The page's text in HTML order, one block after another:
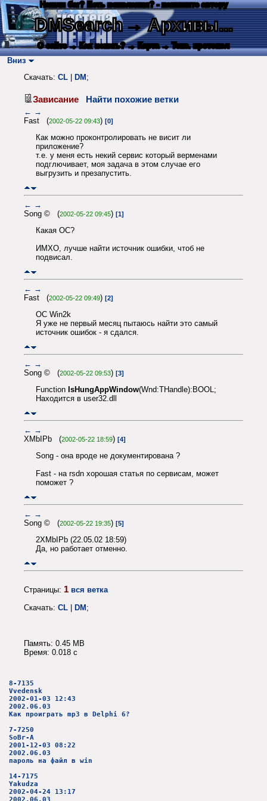
Нашли баг? Есть пожелания? - напишите автору
DMSearch→ Архивы...
О сайте → Как искать? → Карта → Текс. протокол
Вниз
Скачать: CL DM ;
Зависание Найти похожие ветки
← →
Fast (2002-05-22 09:43) [0]
Как можно проконтролировать не висит ли
приложение?
т.е. у меня есть некий сервис который верменами
подглючивает, моя задача в этом случае его
выгрузить и презапустить.
← →
Song © (2002-05-22 09:45) [1]
Какая ОС?
ИМХО, лучше найти источник ошибки, чтоб не
подвисал.
← →
Fast (2002-05-22 09:49) [2]
ОС Win2k
Я уже не первый месяц пытаюсь найти это самый
источник ошибок - я сдался.
← →
Song © (2002-05-22 09:53) [3]
Function IsHungAppWindow(Wnd:THandle):BOOL;
Находится в user32.dll
← →
XMbIPb (2002-05-22 18:59) [4]
Song - она вроде не документирована ?
Fast - на rsdn хорошая статья по сервисам, может
поможет ?
← →
Song © (2002-05-22 19:35) [5]
2XMbIPb (22.05.02 18:59)
Да, но работает отменно.
Страницы: 1 вся ветка
Скачать: CL | DM;
Память: 0.45 MB
Время: 0.018 c
8-7135
Vvedensk
2002-01-03 12:43
2002.06.03
Как проиграть mp3 в Delphi 6?
7-7250
SoBr-A
2001-12-03 08:22
2002.06.03
пароль на файл в win
14-7175
Yakudza
2002-04-24 13:17